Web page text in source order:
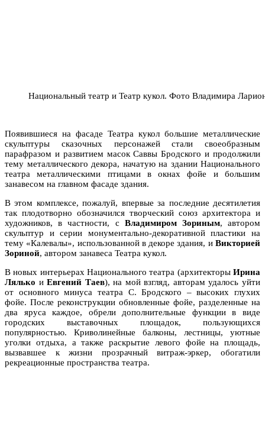
Национальный театр и Театр кукол. Фото Владимира
Появившиеся на фасаде Театра кукол большие металлические
скульптуры сказочных персонажей стали своеобразным
парафразом и развитием масок Саввы Бродского и продолжили
тему металлического декора, начатую на здании Национального
театра металлическими птицами в окнах фойе и большим
занавесом на главном фасаде здания.
В этом комплексе, пожалуй, впервые за последние десятилетия
так плодотворно обозначился творческий союз архитектора и
художников, в частности, с Владимиром Зориным, автором
скульптур и серии монументально-декоративной пластики на
тему «Калевалы», использованной в декоре здания, и Викторией
Зориной, автором занавеса Театра кукол.
В новых интерьерах Национального театра (архитекторы Ирина
Лялько иЕвгений Таев), на мой взгляд, авторам удалось уйти
от основного минуса театра С. Бродского – высоких глухих
фойе. После реконструкции обновленные фойе, разделенные на
два яруса каждое, обрели дополнительные функции в виде
городских выставочных площадок, пользующихся
популярностью. Криволинейные балконы, лестницы, уютные
уголки отдыха, а также раскрытие левого фойе на площадь,
вызвавшее к жизни прозрачный витраж-эркер, обогатили
рекреационные пространства театра.